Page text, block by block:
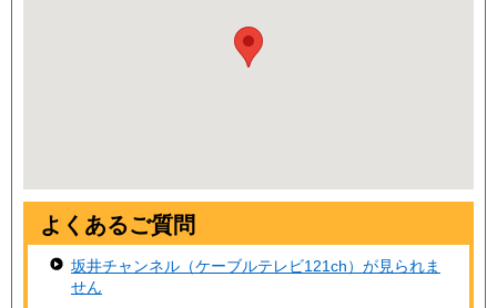
よくあるご質問
坂井チャンネル（ケーブルテレビ121ch）が見られま
せん